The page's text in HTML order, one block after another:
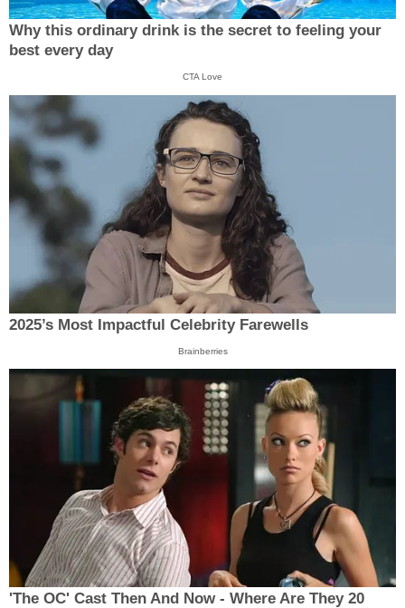
Why this ordinary drink is the secret to feeling your
best every day
CTA Love
2025’s Most Impactful Celebrity Farewells
Brainberries
'The OC' Cast Then And Now - Where Are They 20